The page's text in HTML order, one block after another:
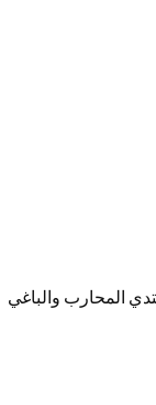
المحارب والباغي